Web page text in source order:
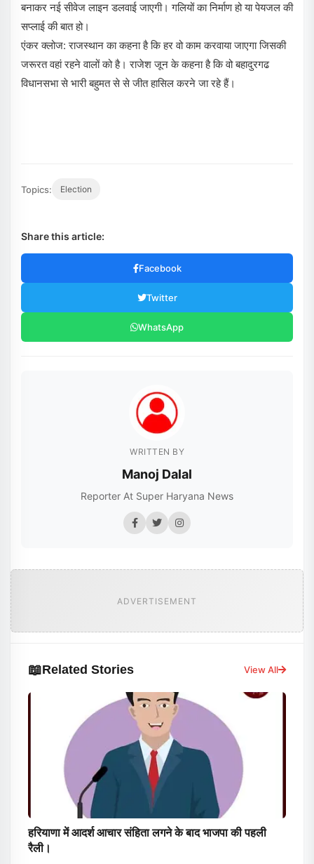
बनाकर नई सीवेज लाइन डलवाई जाएगी। गलियों का निर्माण हो या पेयजल की
सप्लाई की बात हो।
एंकर क्लोज: राजस्थान का कहना है कि हर वो काम करवाया जाएगा जिसकी
जरूरत वहां रहने वालों को है। राजेश जून के कहना है कि वो बहादुरगढ
विधानसभा से भारी बहुमत से से जीत हासिल करने जा रहे हैं।
Topics: Election
Share this article:
Facebook
Twitter
WhatsApp
WRITTEN BY
Manoj Dalal
Reporter At Super Haryana News
ADVERTISEMENT
📖Related Stories View All
हरियाणा में आदर्श आचार संहिता लगने के बाद भाजपा की पहली
रैली।